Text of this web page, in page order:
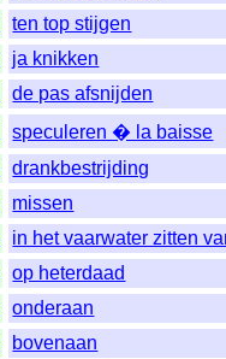
ten top stijgen
ja knikken
de pas afsnijden
speculeren � la baisse
drankbestrijding
missen
in het vaarwater zitten
op heterdaad
onderaan
bovenaan